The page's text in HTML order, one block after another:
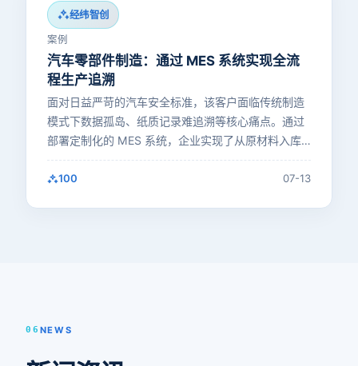
经纬智创
案例
汽车零部件制造：通过 MES 系统实现全流
程生产追溯
面对日益严苛的汽车安全标准，该客户面临传统制造
模式下数据孤岛、纸质记录难追溯等核心痛点。通过
部署定制化的 MES 系统，企业实现了从原材料入库
到成品出厂的全流程…
100 07-13
06 NEWS